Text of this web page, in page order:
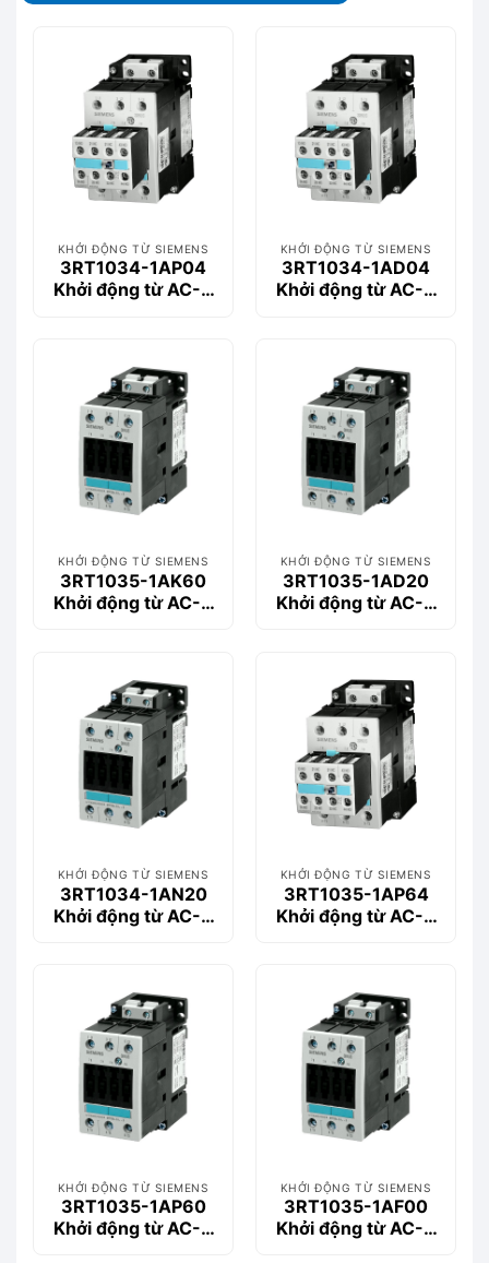
KHỞI ĐỘNG TỪ SIEMENS
3RT1034-1AP04
Khởi động từ AC-3
KHỞI ĐỘNG TỪ SIEMENS
3RT1034-1AD04
Khởi động từ AC-3
KHỞI ĐỘNG TỪ SIEMENS
3RT1035-1AK60
Khởi động từ AC-3
KHỞI ĐỘNG TỪ SIEMENS
3RT1035-1AD20
Khởi động từ AC-3
KHỞI ĐỘNG TỪ SIEMENS
3RT1034-1AN20
Khởi động từ AC-3
KHỞI ĐỘNG TỪ SIEMENS
3RT1035-1AP64
Khởi động từ AC-3
KHỞI ĐỘNG TỪ SIEMENS
3RT1035-1AP60
Khởi động từ AC-3
KHỞI ĐỘNG TỪ SIEMENS
3RT1035-1AF00
Khởi động từ AC-3